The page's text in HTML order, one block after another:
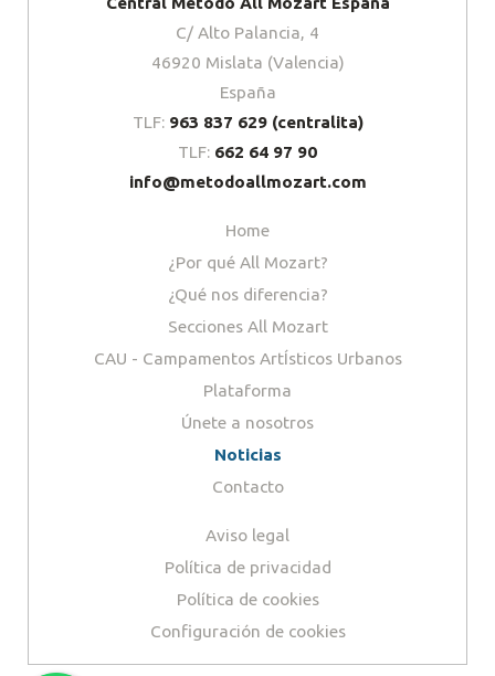
C/ Alto Palancia, 4
46920 Mislata (Valencia)
España
TLF: 963 837 629 (centralita)
TLF: 662 64 97 90
info@metodoallmozart.com
Home
¿Por qué All Mozart?
¿Qué nos diferencia?
Secciones All Mozart
CAU - Campamentos ArtÍsticos Urbanos
Plataforma
Únete a nosotros
Noticias
Contacto
Aviso legal
Política de privacidad
Política de cookies
Configuración de cookies